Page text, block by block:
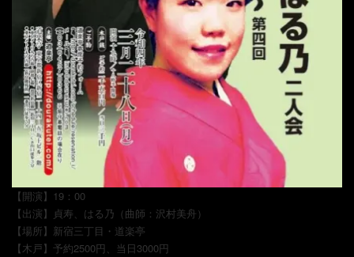
【開演】19：00
【出演】貞寿、はる乃（曲師：沢村美舟）
【場所】新宿三丁目・道楽亭
【木戸】予約2500円、当日3000円